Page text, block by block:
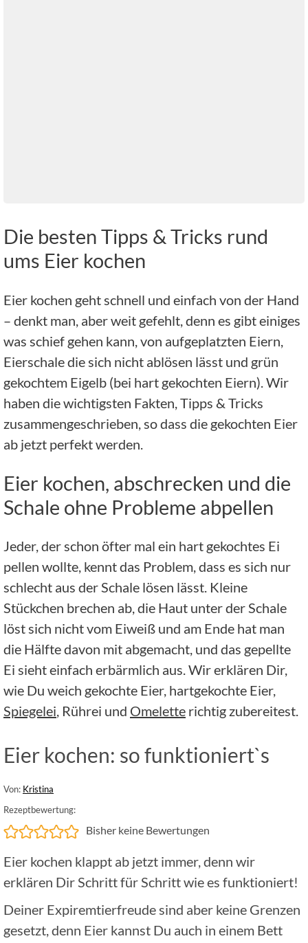
Die besten Tipps & Tricks rund
ums Eier kochen
Eier kochen geht schnell und einfach von der Hand
– denkt man, aber weit gefehlt, denn es gibt einiges
was schief gehen kann, von aufgeplatzten Eiern,
Eierschale die sich nicht ablösen lässt und grün
gekochtem Eigelb (bei hart gekochten Eiern). Wir
haben die wichtigsten Fakten, Tipps & Tricks
zusammengeschrieben, so dass die gekochten Eier
ab jetzt perfekt werden.
Eier kochen, abschrecken und die
Schale ohne Probleme abpellen
Jeder, der schon öfter mal ein hart gekochtes Ei
pellen wollte, kennt das Problem, dass es sich nur
schlecht aus der Schale lösen lässt. Kleine
Stückchen brechen ab, die Haut unter der Schale
löst sich nicht vom Eiweiß und am Ende hat man
die Hälfte davon mit abgemacht, und das gepellte
Ei sieht einfach erbärmlich aus. Wir erklären Dir,
wie Du weich gekochte Eier, hartgekochte Eier,
Spiegelei, Rührei und Omelette richtig zubereitest.
Eier kochen: so funktioniert`s
Von: Kristina
Rezeptbewertung:
Bisher keine Bewertungen
Eier kochen klappt ab jetzt immer, denn wir
erklären Dir Schritt für Schritt wie es funktioniert!
Deiner Expiremtierfreude sind aber keine Grenzen
gesetzt, denn Eier kannst Du auch in einem Bett